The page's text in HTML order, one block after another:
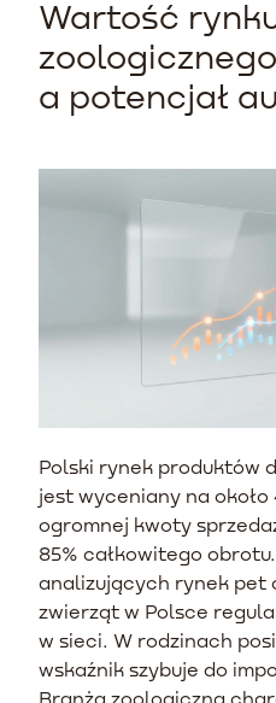
Wartość
a potencjał
Polski rynek produktów
jest wyceniany na około
ogromnej kwoty
85% całkowitego
analizujących rynek pet
zwierząt w Polsce
w sieci. W rodzinach
wskaźnik szybuje do
Branża zoologiczna